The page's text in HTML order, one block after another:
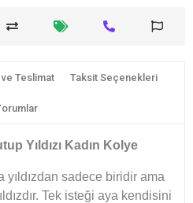
ve Teslimat Taksit Seçenekleri
Yıldızı Kadın Kolye
yıldızdan sadece biridir ama
Tek isteği aya kendisini